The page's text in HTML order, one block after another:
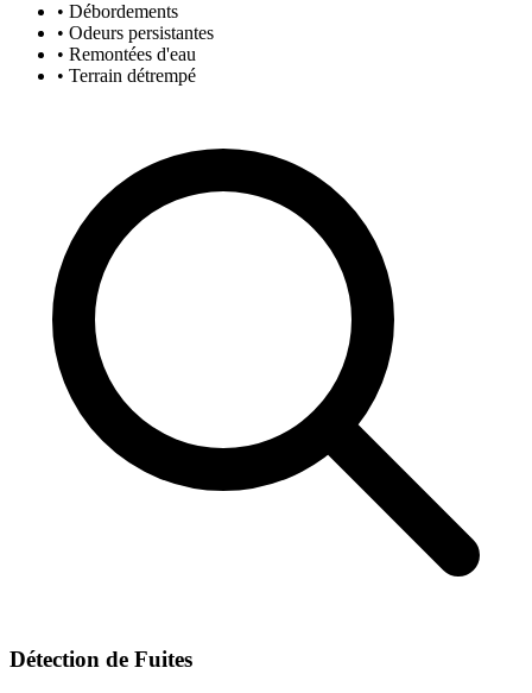
• Débordements
• Odeurs persistantes
• Remontées d'eau
• Terrain détrempé
Détection de Fuites